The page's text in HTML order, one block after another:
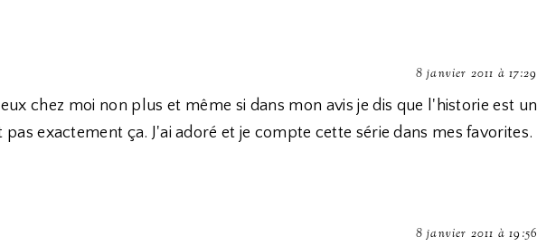
8 janvier 2011 à 17:29
chez moi non plus et même si dans mon avis je dis que l'historie est un
exactement ça. J'ai adoré et je compte cette série dans mes favorites.
8 janvier 2011 à 19:56